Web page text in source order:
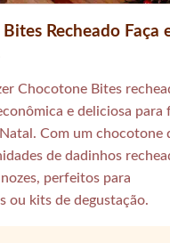
Recheado Faça
Chocotone Bites
e deliciosa para
Com um chocotone
de dadinhos
perfeitos para
ou kits de degustação.